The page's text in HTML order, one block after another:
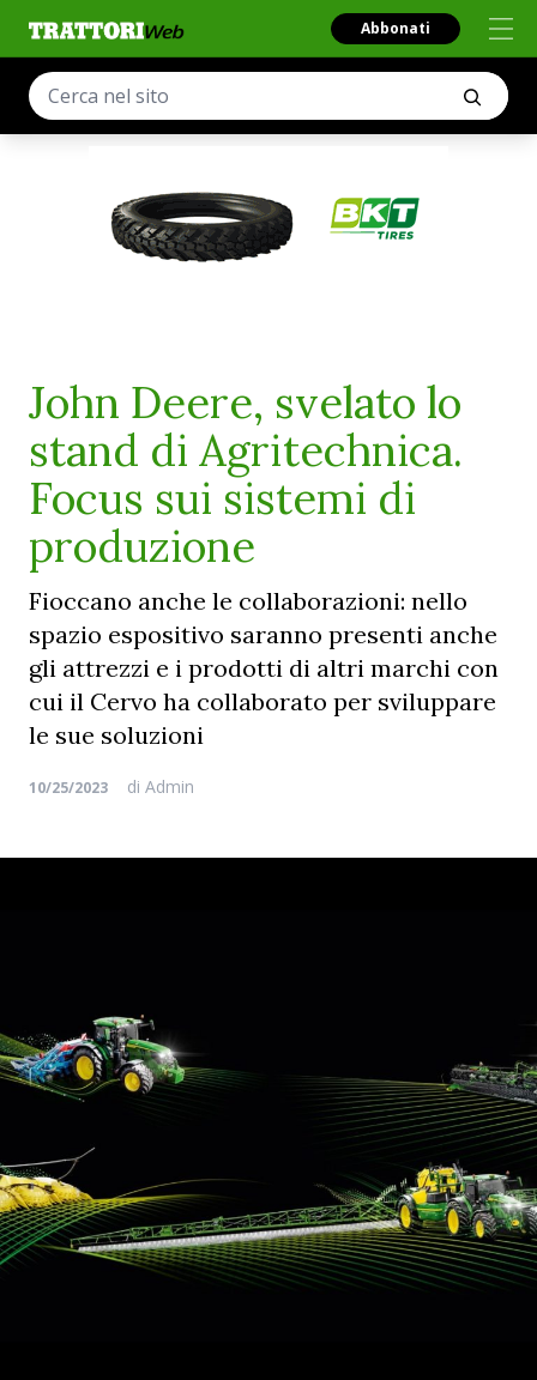
Abbonati
John Deere, svelato lo
stand di Agritechnica.
Focus sui sistemi di
produzione
Fioccano anche le collaborazioni: nello
spazio espositivo saranno presenti anche
gli attrezzi e i prodotti di altri marchi con
cui il Cervo ha collaborato per sviluppare
le sue soluzioni
10/25/2023 di Admin